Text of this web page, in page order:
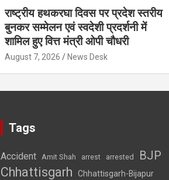
राष्ट्रीय हथकरघा दिवस पर प्रदेश स्तरीय
बुनकर सम्मेलन एवं स्वदेशी प्रदर्शनी में
शामिल हुए वित्त मंत्री ओपी चौधरी
August 7, 2026 News Desk
Tags
Accident Amit Shah arrest arrested BJP
Chhattisgarh
Chhattisgarh-Bijapur